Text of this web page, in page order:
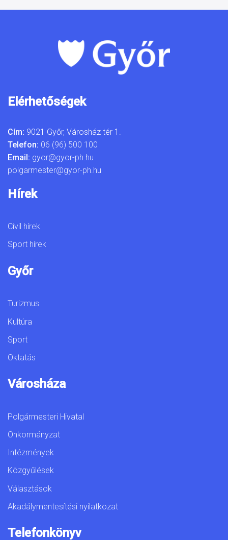
Elérhetőségek
Cím: 9021 Győr, Városház tér 1.
Telefon: 06 (96) 500 100
Email: gyor@gyor-ph.hu
polgarmester@gyor-ph.hu
Hírek
Civil hírek
Sport hírek
Győr
Turizmus
Kultúra
Sport
Oktatás
Városháza
Polgármesteri Hivatal
Önkormányzat
Intézmények
Közgyűlések
Választások
Akadálymentesítési nyilatkozat
Telefonkönyv